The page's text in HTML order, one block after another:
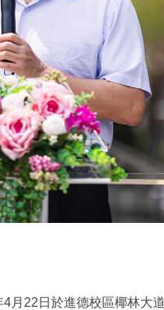
月22日於進德校區椰林大